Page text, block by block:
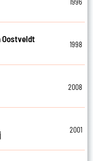
Oostveldt
1998
2008
2001